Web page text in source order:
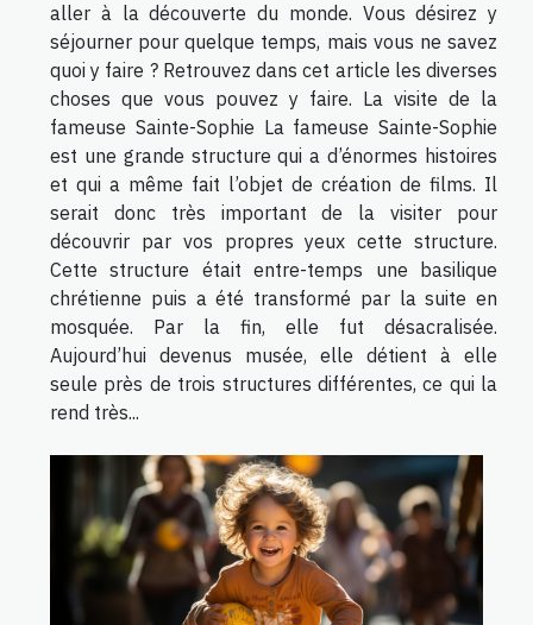
aller à la découverte du monde. Vous désirez y
séjourner pour quelque temps, mais vous ne savez
quoi y faire ? Retrouvez dans cet article les diverses
choses que vous pouvez y faire. La visite de la
fameuse Sainte-Sophie La fameuse Sainte-Sophie
est une grande structure qui a d’énormes histoires
et qui a même fait l’objet de création de films. Il
serait donc très important de la visiter pour
découvrir par vos propres yeux cette structure.
Cette structure était entre-temps une basilique
chrétienne puis a été transformé par la suite en
mosquée. Par la fin, elle fut désacralisée.
Aujourd’hui devenus musée, elle détient à elle
seule près de trois structures différentes, ce qui la
rend très...